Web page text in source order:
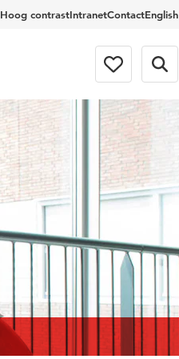
Hoog contrastIntranetContactEnglish